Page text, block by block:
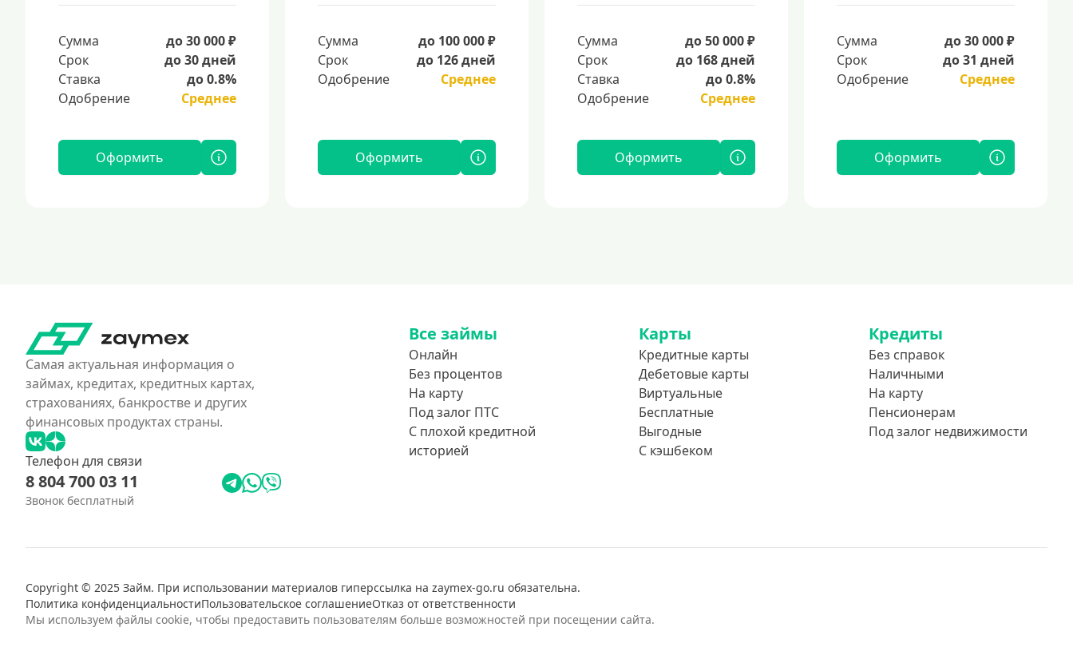
Сумма
до 30 000 ₽
Срок
до 30 дней
Ставка
до 0.8%
Одобрение
Среднее
Оформить
Сумма
до 100 000 ₽
Срок
до 126 дней
Одобрение
Среднее
Оформить
Сумма
до 50 000 ₽
Срок
до 168 дней
Ставка
до 0.8%
Одобрение
Среднее
Оформить
Сумма
до 30 000 ₽
Срок
до 31 дней
Одобрение
Среднее
Оформить
Самая актуальная информация о
займах, кредитах, кредитных картах,
страхованиях, банкростве и других
финансовых продуктах страны.
Телефон для связи
8 804 700 03 11
Звонок бесплатный
Все займы
Онлайн
Без процентов
На карту
Под залог ПТС
С плохой кредитной
историей
Карты
Кредитные карты
Дебетовые карты
Виртуальные
Бесплатные
Выгодные
С кэшбеком
Кредиты
Без справок
Наличными
На карту
Пенсионерам
Под залог недвижимости
Copyright © 2025 Займ. При использовании материалов гиперссылка на zaymex-go.ru обязательна.
Политика конфиденциальностиПользовательское соглашениеОтказ от ответственности
Мы используем файлы cookie, чтобы предоставить пользователям больше возможностей при посещении сайта.